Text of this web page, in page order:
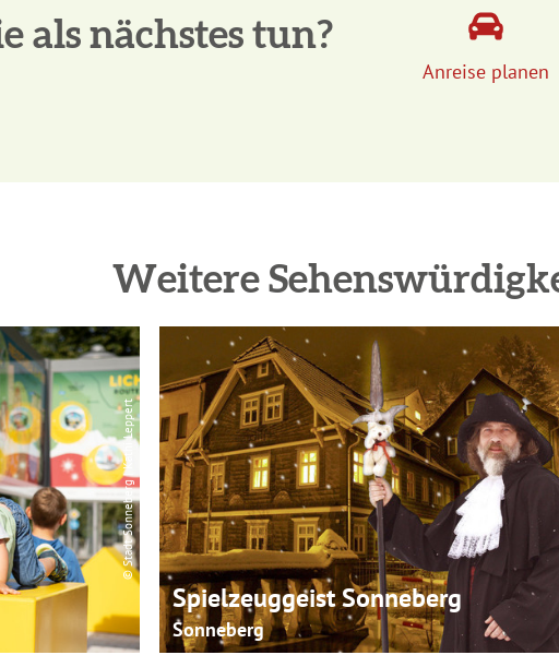
als nächstes tun?
Anreise planen
Weitere
© Stadt Sonneberg | Kathi Leppert
Spielzeuggeist Sonneberg
Sonneberg